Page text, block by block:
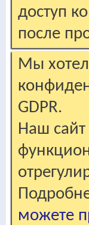
доступ
после
Мы
GDPR.
Наш сайт
можете